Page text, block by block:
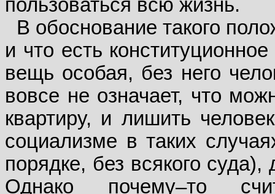
пользоваться всю жизнь.
В обоснование такого
и что есть
вещь особая, без него
вовсе не означает, что
квартиру, и лишить
социализме в таких
порядке, без всякого
Однако почему–то